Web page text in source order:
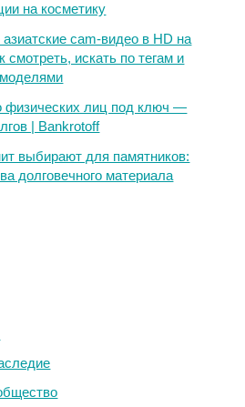
на косметику
cam-видео в HD на
смотреть, искать по тегам и
физических лиц под ключ —
| Bankrotoff
выбирают для памятников:
долговечного материала